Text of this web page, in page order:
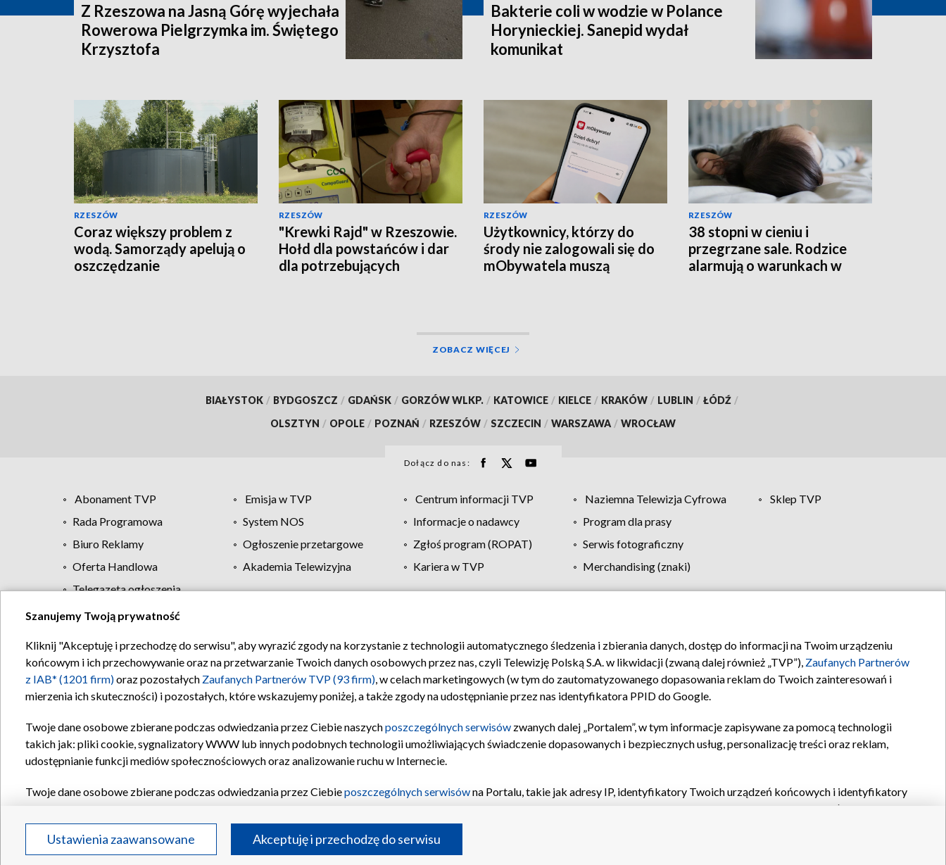
Z Rzeszowa na Jasną Górę wyjechała
Rowerowa Pielgrzymka im. Świętego
Krzysztofa
Bakterie coli w wodzie w Polance
Horynieckiej. Sanepid wydał
komunikat
RZESZÓW
Coraz większy problem z
wodą. Samorządy apelują o
oszczędzanie
RZESZÓW
"Krewki Rajd" w Rzeszowie.
Hołd dla powstańców i dar
dla potrzebujących
RZESZÓW
Użytkownicy, którzy do
środy nie zalogowali się do
mObywatela muszą
RZESZÓW
38 stopni w cieniu i
przegrzane sale. Rodzice
alarmują o warunkach w
ZOBACZ WIĘCEJ
BIAŁYSTOK / BYDGOSZCZ / GDAŃSK / GORZÓW WLKP. / KATOWICE / KIELCE / KRAKÓW / LUBLIN / ŁÓDŹ /
OLSZTYN / OPOLE / POZNAŃ / RZESZÓW / SZCZECIN / WARSZAWA / WROCŁAW
Dołącz do nas:
Abonament TVP Emisja w TVP Centrum informacji TVP Naziemna Telewizja Cyfrowa
Sklep TVP
Rada Programowa
System NOS Informacje o nadawcy
Program dla prasy
Biuro Reklamy
Ogłoszenie przetargowe Zgłoś program (ROPAT)
Serwis fotograficzny
Oferta Handlowa
Akademia Telewizyjna Kariera w TVP
Merchandising (znaki)
Telegazeta ogłoszenia
Regulamin TVP Polityka prywatności Moje zgody Pomoc Biuro reklamy Kontakt
Szanujemy Twoją prywatność
Kliknij "Akceptuję i przechodzę do serwisu", aby wyrazić zgody na korzystanie z technologii automatycznego śledzenia i zbierania danych, dostęp do informacji na Twoim urządzeniu
końcowym i ich przechowywanie oraz na przetwarzanie Twoich danych osobowych przez nas, czyli Telewizję Polską S.A. w likwidacji (zwaną dalej również „TVP”), Zaufanych Partnerów
z IAB* (1201 firm)oraz pozostałych Zaufanych Partnerów TVP (93 firm), w celach marketingowych (w tym do zautomatyzowanego dopasowania reklam do Twoich zainteresowań i
mierzenia ich skuteczności) i pozostałych, które wskazujemy poniżej, a także zgody na udostępnianie przez nas identyfikatora PPID do Google.
Twoje dane osobowe zbierane podczas odwiedzania przez Ciebie naszychposzczególnych serwisów zwanych dalej „Portalem”, w tym informacje zapisywane za pomocą technologii
takich jak: pliki cookie, sygnalizatory WWW lub innych podobnych technologii umożliwiających świadczenie dopasowanych i bezpiecznych usług, personalizację treści oraz reklam,
udostępnianie funkcji mediów społecznościowych oraz analizowanie ruchu w Internecie.
Twoje dane osobowe zbierane podczas odwiedzania przez Ciebieposzczególnych serwisówna Portalu, takie jak adresy IP, identyfikatory Twoich urządzeń końcowych i identyfikatory
oraz pozostałych
Partnerów TVPdla realizacji następujących celów i funkcji: przechowywania informacji na urządzeniu lub dostęp do nich, wyboru podstawowych reklam, wyboru spersonalizowanych
reklam, tworzenia profilu spersonalizowanych reklam, tworzenia profilu spersonalizowanych treści, wyboru spersonalizowanych treści, pomiaru wydajności reklam, pomiaru wydajności
treści, stosowania badań rynkowych w celu generowania opinii odbiorców, opracowywania i ulepszania produktów, zapewnienia bezpieczeństwa, zapobiegania oszustwom i usuwania
Ustawienia zaawansowane Akceptuję i przechodzę do serwisu